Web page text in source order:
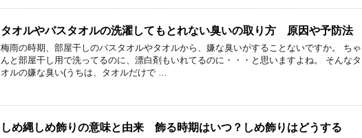
タオルやバスタオルの洗濯してもとれない臭いの取り方 原因や予防法
梅雨の時期、部屋干しのバスタオルやタオルから、嫌な臭いがすることないですか。 ちゃ
んと部屋干し用で洗ってるのに、漂白剤もいれてるのに・・・と思いますよね。 そんなタ
オルの嫌な臭い(うちは、タオルだけで …
しめ縄しめ飾りの意味と由来 飾る時期はいつ？しめ飾りはどうする